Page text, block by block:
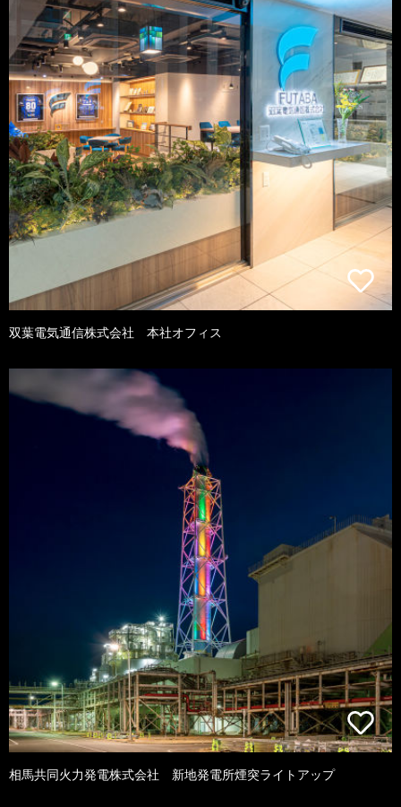
双葉電気通信株式会社 本社オフィス
相馬共同火力発電株式会社 新地発電所煙突ライトアップ